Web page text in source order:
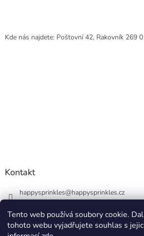
Tento web používá soubory cookie.
tohoto webu vyjadřujete souhlas s
Kde nás najdete: Poštovní 42, Rakovník 269
Kontakt
happysprinkles@happysprinkles.cz